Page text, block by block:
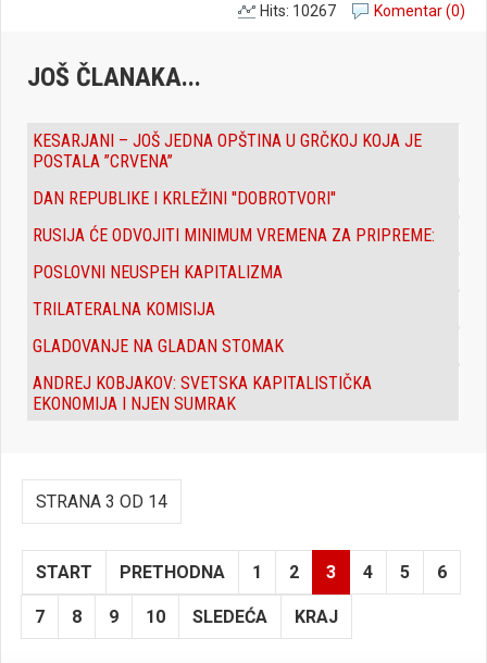
Komentar (0)
Hits: 10267
JOŠ ČLANAKA...
KESARJANI – JOŠ JEDNA OPŠTINA U GRČKOJ KOJA JE
POSTALA ’’CRVENA’’
DAN REPUBLIKE I KRLEŽINI ''DOBROTVORI''
RUSIJA ĆE ODVOJITI MINIMUM VREMENA ZA PRIPREME:
POSLOVNI NEUSPEH KAPITALIZMA
TRILATERALNA KOMISIJA
GLADOVANJE NA GLADAN STOMAK
ANDREJ KOBJAKOV: SVETSKA KAPITALISTIČKA
EKONOMIJA I NJEN SUMRAK
STRANA 3 OD 14
START PRETHODNA 1 2 3 4 5 6
7 8 9 10 SLEDEĆA KRAJ